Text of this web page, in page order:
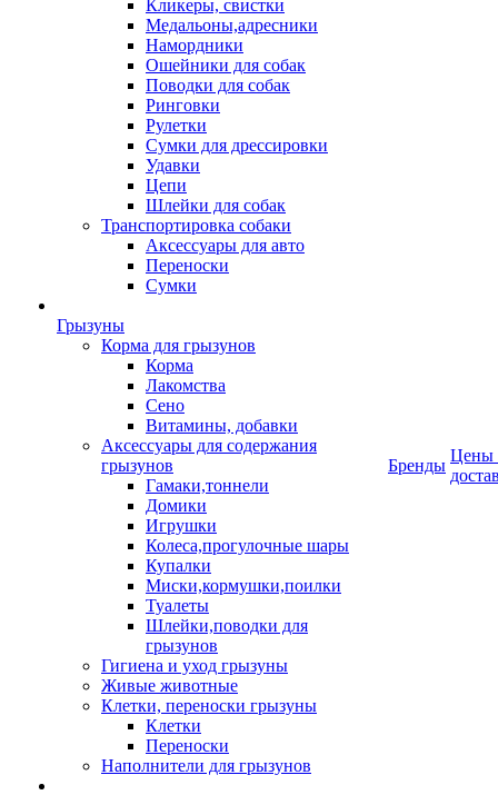
Кликеры, свистки
Медальоны,адресники
Намордники
Ошейники для собак
Поводки для собак
Ринговки
Рулетки
Сумки для дрессировки
Удавки
Цепи
Шлейки для собак
Транспортировка собаки
Аксессуары для авто
Переноски
Сумки
Грызуны
Корма для грызунов
Корма
Лакомства
Сено
Витамины, добавки
Аксессуары для содержания
грызунов
Гамаки,тоннели
Домики
Игрушки
Колеса,прогулочные шары
Купалки
Миски,кормушки,поилки
Туалеты
Шлейки,поводки для
грызунов
Гигиена и уход грызуны
Живые животные
Клетки, переноски грызуны
Клетки
Переноски
Наполнители для грызунов
Бренды
Цены